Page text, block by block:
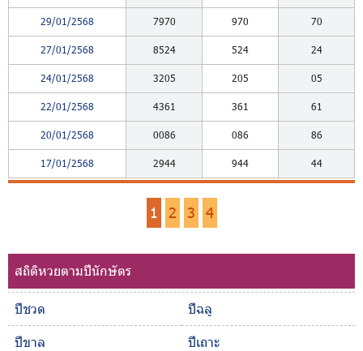
29/01/2568 7970 970 70
27/01/2568 8524 524 24
24/01/2568 3205 205 05
22/01/2568 4361 361 61
20/01/2568 0086 086 86
17/01/2568 2944 944 44
1 2 3 4
สถิติหวยตามปีนักษัตร
ปีชวด
ปีฉลู
ปีขาล
ปีเถาะ